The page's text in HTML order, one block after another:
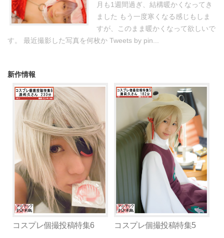
月も1週間過ぎ、結構暖かくなってき
ました もう一度寒くなる感じもしま
すが、このまま暖かくなって欲しいで
す。 最近撮影した写真を何枚か Tweets by pin...
新作情報
コスプレ個撮投稿特集6 コスプレ個撮投稿特集5